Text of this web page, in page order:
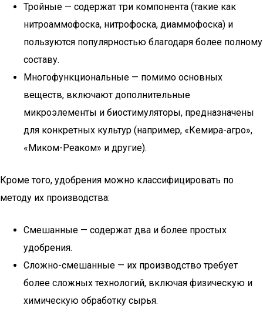
Тройные — содержат три компонента (такие как
нитроаммофоска, нитрофоска, диаммофоска) и
пользуются популярностью благодаря более полному
составу.
Многофункциональные — помимо основных
веществ, включают дополнительные
микроэлементы и биостимуляторы, предназначены
для конкретных культур (например, «Кемира-агро»,
«Миком-Реаком» и другие).
Кроме того, удобрения можно классифицировать по
методу их производства:
Смешанные — содержат два и более простых
удобрения.
Сложно-смешанные — их производство требует
более сложных технологий, включая физическую и
химическую обработку сырья.